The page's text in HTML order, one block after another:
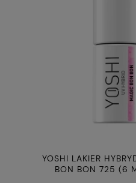
YOSHI LAKIER
BON BON 725 (6